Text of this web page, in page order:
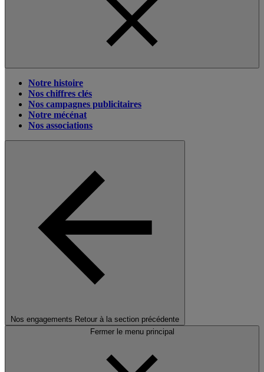
Notre histoire
Nos chiffres clés
Nos campagnes publicitaires
Notre mécénat
Nos associations
Nos engagements Retour à la section précédente
Fermer le menu principal